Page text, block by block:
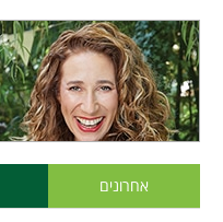
אחרונים